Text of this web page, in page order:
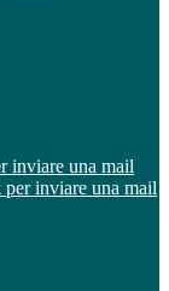
inviare una mail
inviare una mail